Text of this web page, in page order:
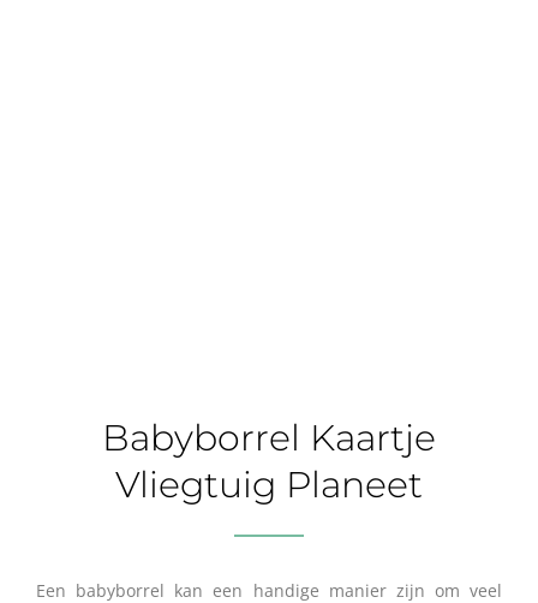
Babyborrel Kaartje
Vliegtuig Planeet
Een babyborrel kan een handige manier zijn om veel